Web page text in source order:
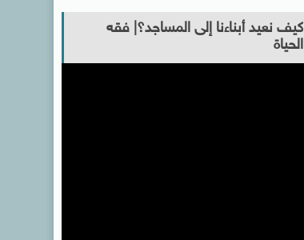
كيف نعيد أبناءنا إلى المساجد؟| فقه
الحياة